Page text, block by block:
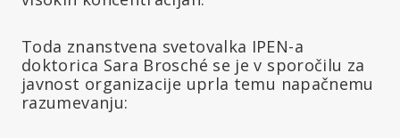
Toda znanstvena svetovalka IPEN-a
doktorica Sara Brosché se je v sporočilu za
javnost organizacije uprla temu napačnemu
razumevanju: